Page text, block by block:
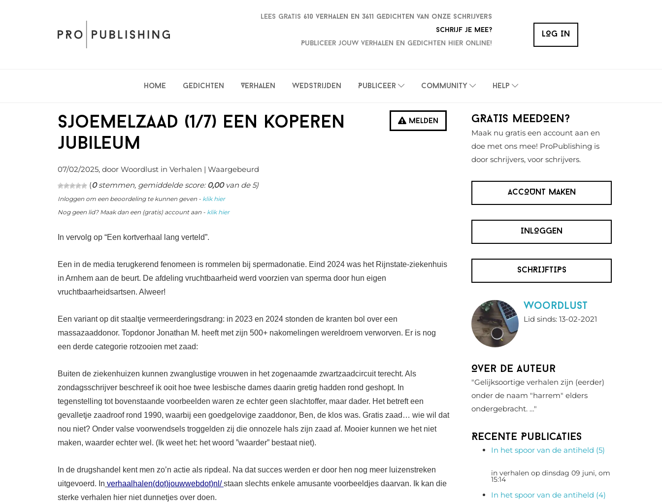
Lees gratis 610 verhalen en 3611 gedichten van onze schrijvers
Schrijf je mee?
Publiceer jouw verhalen en gedichten hier online!
LOG IN
Home Gedichten Verhalen Wedstrijden Publiceer Community Help
Melden
Sjoemelzaad (1/7) Een koperen
jubileum
07/02/2025, door Woordlust in Verhalen | Waargebeurd
(0stemmen, gemiddelde score:0,00van de 5)
Inloggen om een beoordeling te kunnen geven - klik hier
Nog geen lid? Maak dan een (gratis) account aan - klik hier
In vervolg op “Een kortverhaal lang verteld”.
Een in de media terugkerend fenomeen is rommelen bij spermadonatie. Eind 2024 was het Rijnstate-ziekenhuis
in Arnhem aan de beurt. De afdeling vruchtbaarheid werd voorzien van sperma door hun eigen
vruchtbaarheidsartsen. Alweer!
Een variant op dit staaltje vermeerderingsdrang: in 2023 en 2024 stonden de kranten bol over een
massazaaddonor. Topdonor Jonathan M. heeft met zijn 500+ nakomelingen wereldroem verworven. Er is nog
een derde categorie rotzooien met zaad:
Buiten de ziekenhuizen kunnen zwanglustige vrouwen in het zogenaamde zwartzaadcircuit terecht. Als
zondagsschrijver beschreef ik ooit hoe twee lesbische dames daarin gretig hadden rond geshopt. In
tegenstelling tot bovenstaande voorbeelden waren ze echter geen slachtoffer, maar dader. Het betreft een
gevalletje zaadroof rond 1990, waarbij een goedgelovige zaaddonor, Ben, de klos was. Gratis zaad… wie wil dat
nou niet? Onder valse voorwendsels troggelden zij die onnozele hals zijn zaad af. Mooier kunnen we het niet
maken, waarder echter wel. (Ik weet het: het woord ”waarder” bestaat niet).
In de drugshandel kentmen zo’n actie als ripdeal. Na dat succes werden er door hen nog meer luizenstreken
uitgevoerd. In verhaalhalen(dot)jouwwebdot)nl/staan slechts enkele amusante voorbeeldjes daarvan. Ik kan die
sterke verhalen hier niet dunnetjes over doen.
Primaire
Sidebar
GRATIS MEEDOEN?
Maak nu gratis een account aan en
doe met ons mee! ProPublishing is
door schrijvers, voor schrijvers.
ACCOUNT MAKEN
INLOGGEN
SCHRIJFTIPS
Woordlust
Lid sinds: 13-02-2021
Over de auteur
"Gelijksoortige verhalen zijn (eerder)
onder de naam "harrem" elders
ondergebracht. …"
Recente Publicaties
In het spoor van de antiheld (5)
in verhalen op dinsdag 09 juni, om
15:14
In het spoor van de antiheld (4)